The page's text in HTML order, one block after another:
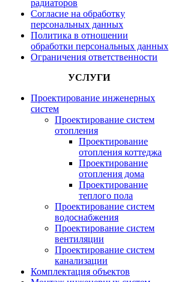
радиаторов
Согласие на обработку
персональных данных
Политика в отношении
обработки персональных данных
Ограничения ответственности
УСЛУГИ
Проектирование инженерных
систем
Проектирование систем
отопления
Проектирование
отопления коттеджа
Проектирование
отопления дома
Проектирование
теплого пола
Проектирование систем
водоснабжения
Проектирование систем
вентиляции
Проектирование систем
канализации
Комплектация объектов